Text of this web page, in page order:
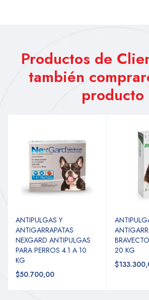
Productos de
también
producto
ANTIPULGAS Y
ANTIGARRAPATAS
NEXGARD ANTIPULGAS
PARA PERROS 4.1 A 10
KG
$50.700,00
20 KG